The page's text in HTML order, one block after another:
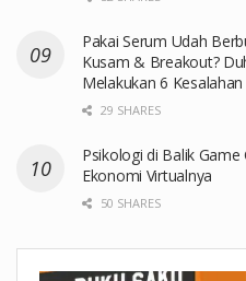
Pakai Serum Udah
Kusam & Breakout?
Melakukan 6
29 SHARES
Psikologi di Balik
Ekonomi Virtualnya
50 SHARES